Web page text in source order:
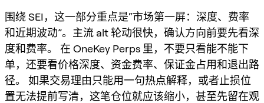
围绕 SEI，这一部分重点是“市场第一屏：深度、费率
和近期波动”。主流 alt 轮动很快，确认方向前要先看深
度和费率。 在 OneKey Perps 里，不要只看能不能下
单，还要看价格深度、资金费率、保证金占用和退出路
径。 如果交易理由只能用一句热点解释，或者止损位
置无法提前写清，这笔仓位就应该缩小，甚至先留在观